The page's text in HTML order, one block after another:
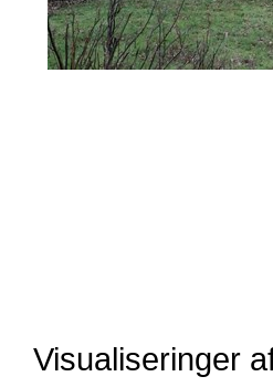
Visualiseringer